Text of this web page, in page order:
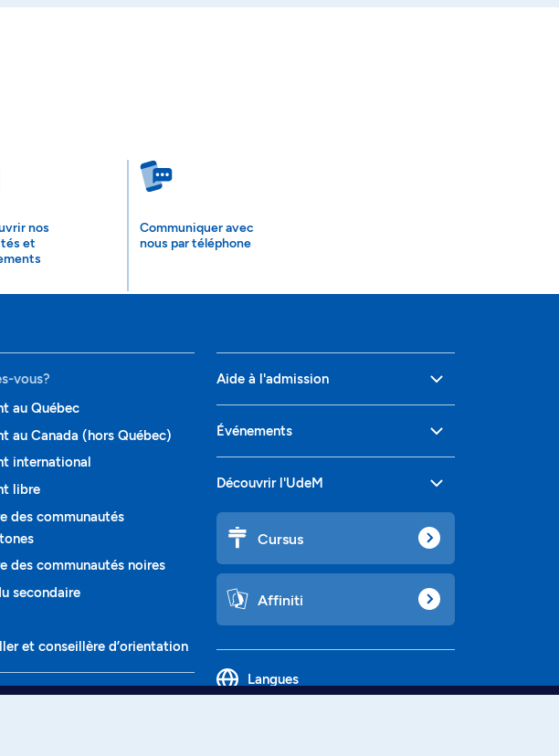
nos
et
Communiquer avec
nous par téléphone
vous?
au Québec
au Canada (hors Québec)
international
libre
des communautés
des communautés noires
secondaire
et conseillère d’orientation
et cours
Aide à l'admission
Événements
Découvrir l'UdeM
Cursus
Affiniti
Langues